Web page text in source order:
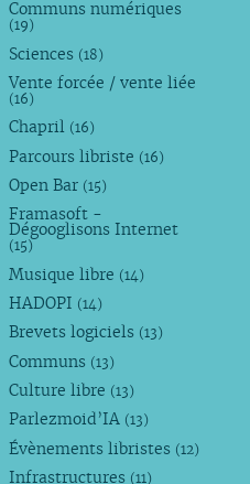
Communs numériques
(19)
Sciences (18)
Vente forcée / vente liée
(16)
Chapril (16)
Parcours libriste (16)
Open Bar (15)
Framasoft -
Dégooglisons Internet
(15)
Musique libre (14)
HADOPI (14)
Brevets logiciels (13)
Communs (13)
Culture libre (13)
Parlezmoid’IA (13)
Évènements libristes (12)
Infrastructures (11)